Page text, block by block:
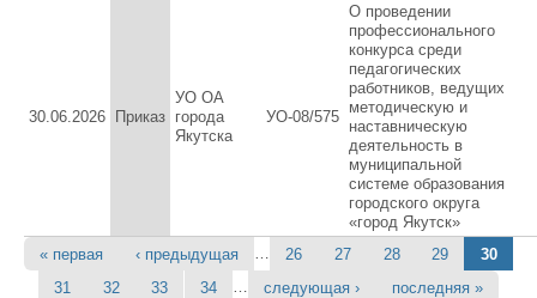
30.06.2026 Приказ
УО ОА
города
Якутска
УО-08/575
О проведении
профессионального
конкурса среди
педагогических
работников, ведущих
методическую и
наставническую
деятельность в
муниципальной
системе образования
городского округа
«город Якутск»
Страницы
« первая ‹ предыдущая 26 27 28 29
30
31
32 33 34 следующая › последняя »